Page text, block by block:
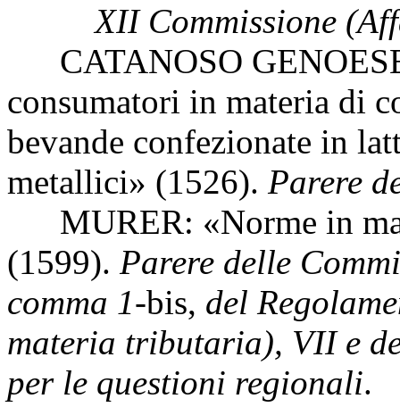
XII Commissione
CATANOSO
consumatori in materia di
bevande confezionate in
metallici» (1526). Parere
MURER: «Norme in
(1599). Parere delle
comma 1-bis, del
materia tributaria), VII e
per le questioni regionali.